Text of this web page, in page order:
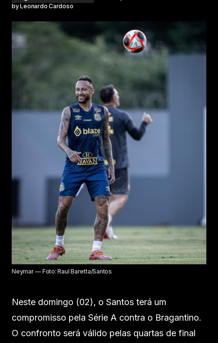
byLeonardo Cardoso
Neymar — Foto: Raul Baretta/Santos
Neste domingo (02), o Santos terá um
compromisso pela Série A contra o Bragantino.
O confronto será válido pelas quartas de final